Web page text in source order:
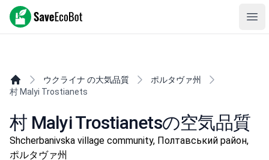
SaveEcoBot
ウクライナ の大気品質
ポルタヴァ州
村 Malyi Trostianets
村 Malyi Trostianetsの空気品質
Shcherbanivska village community, Полтавський район,
ポルタヴァ州